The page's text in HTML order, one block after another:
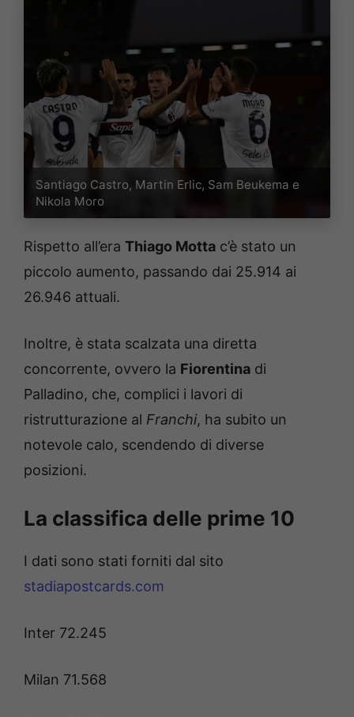
Santiago Castro, Martin Erlic, Sam Beukema e
Nikola Moro
Rispetto all’era Thiago Motta c’è stato un
piccolo aumento, passando dai 25.914 ai
26.946 attuali.
Inoltre, è stata scalzata una diretta
concorrente, ovvero la Fiorentina di
Palladino, che, complici i lavori di
ristrutturazione al Franchi, ha subito un
notevole calo, scendendo di diverse
posizioni.
La classifica delle prime 10
I dati sono stati forniti dal sito
stadiapostcards.com
Inter 72.245
Milan 71.568